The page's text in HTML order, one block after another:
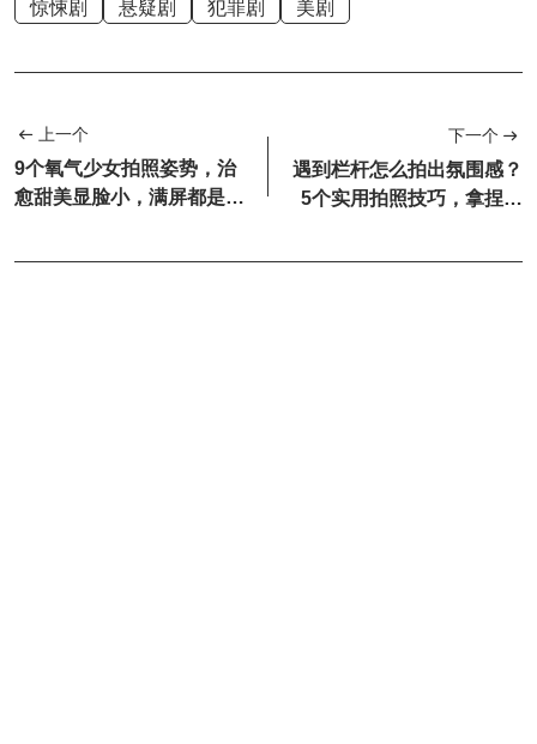
惊悚剧 悬疑剧 犯罪剧 美剧
上一个
9个氧气少女拍照姿势，治
愈甜美显脸小，满屏都是溢
下一个
遇到栏杆怎么拍出氛围感？
5个实用拍照技巧，拿捏美